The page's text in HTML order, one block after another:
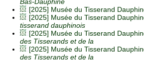
Bas-Dauphiné
[2025] Musée du Tisserand
[2025] Musée du Tisserand
tisserand dauphinois
[2025] Musée du Tisserand
des Tisserands et de la
[2025] Musée du Tisserand
des Tisserands et de la